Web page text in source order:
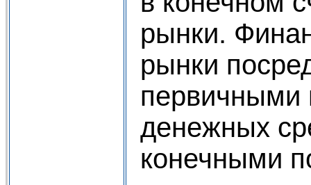
рынки.
рынки
первичными
денежных
конечными